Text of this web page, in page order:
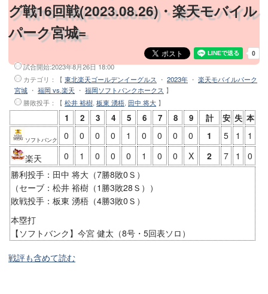
グ戦16回戦(2023.08.26)・楽天モバイル
パーク宮城=
試合開始:2023年8月26日 18:00
カテゴリ：【 東北楽天ゴールデンイーグルス ・ 2023年 ・ 楽天モバイルパーク
宮城 ・ 福岡 vs.楽天 ・ 福岡ソフトバンクホークス 】
勝敗投手 ：【 松井 裕樹 板東 湧梧 田中 将大 】
1 2 3 4 5 6 7 8 9 計 安 失 本
ソフトバンク 0 0 0 0 1 0 0 0 0 1 5 1
1
楽天
0 1 0 0 0 1 0 0 X 2 7 1
0
勝利投手：田中 将大（7勝8敗0Ｓ）
（セーブ：松井 裕樹（1勝3敗28Ｓ））
敗戦投手：板東 湧梧（4勝3敗0Ｓ）
本塁打
【ソフトバンク】今宮 健太（8号・5回表ソロ）
戦評も含めて読む